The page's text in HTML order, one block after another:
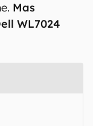
Mas
WL7024